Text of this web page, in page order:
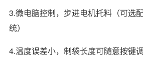
3.微电脑控制，步进电机托料（可选
统）
4.温度误差小，制袋长度可随意按键调